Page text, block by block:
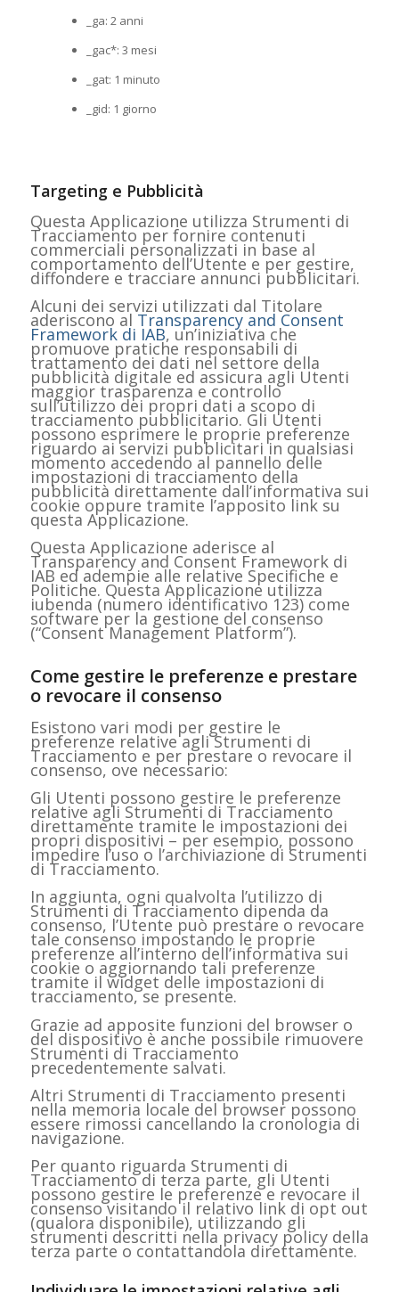
_ga: 2 anni
_gac*: 3 mesi
_gat: 1 minuto
_gid: 1 giorno
Targeting e Pubblicità
Questa Applicazione utilizza Strumenti di
Tracciamento per fornire contenuti
commerciali personalizzati in base al
comportamento dell’Utente e per gestire,
diffondere e tracciare annunci pubblicitari.
Alcuni dei servizi utilizzati dal Titolare
aderiscono al Transparency and Consent
Framework di IAB, un’iniziativa che
promuove pratiche responsabili di
trattamento dei dati nel settore della
pubblicità digitale ed assicura agli Utenti
maggior trasparenza e controllo
sull’utilizzo dei propri dati a scopo di
tracciamento pubblicitario. Gli Utenti
possono esprimere le proprie preferenze
riguardo ai servizi pubblicitari in qualsiasi
momento accedendo al pannello delle
impostazioni di tracciamento della
pubblicità direttamente dall’informativa sui
cookie oppure tramite l’apposito link su
questa Applicazione.
Questa Applicazione aderisce al
Transparency and Consent Framework di
IAB ed adempie alle relative Specifiche e
Politiche. Questa Applicazione utilizza
iubenda (numero identificativo 123) come
software per la gestione del consenso
(“Consent Management Platform”).
Come gestire le preferenze e prestare
o revocare il consenso
Esistono vari modi per gestire le
preferenze relative agli Strumenti di
Tracciamento e per prestare o revocare il
consenso, ove necessario:
Gli Utenti possono gestire le preferenze
relative agli Strumenti di Tracciamento
direttamente tramite le impostazioni dei
propri dispositivi – per esempio, possono
impedire l’uso o l’archiviazione di Strumenti
di Tracciamento.
In aggiunta, ogni qualvolta l’utilizzo di
Strumenti di Tracciamento dipenda da
consenso, l’Utente può prestare o revocare
tale consenso impostando le proprie
preferenze all’interno dell’informativa sui
cookie o aggiornando tali preferenze
tramite il widget delle impostazioni di
tracciamento, se presente.
Grazie ad apposite funzioni del browser o
del dispositivo è anche possibile rimuovere
Strumenti di Tracciamento
precedentemente salvati.
Altri Strumenti di Tracciamento presenti
nella memoria locale del browser possono
essere rimossi cancellando la cronologia di
navigazione.
Per quanto riguarda Strumenti di
Tracciamento di terza parte, gli Utenti
possono gestire le preferenze e revocare il
consenso visitando il relativo link di opt out
(qualora disponibile), utilizzando gli
strumenti descritti nella privacy policy della
terza parte o contattandola direttamente.